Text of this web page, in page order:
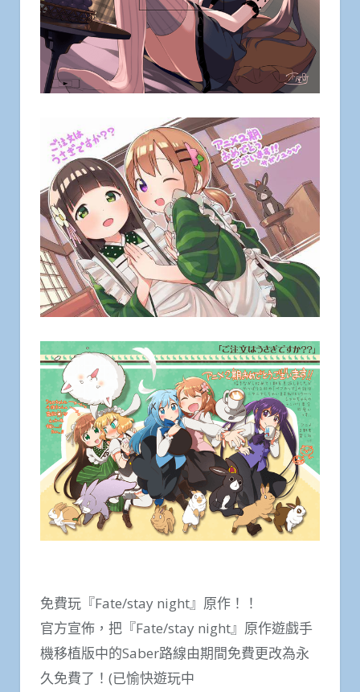
免費玩『Fate/stay night』原作！！
官方宣佈，把『Fate/stay night』原作遊戲手
機移植版中的Saber路線由期間免費更改為永
久免費了！(已愉快遊玩中